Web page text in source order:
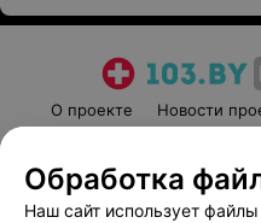
О проекте Новости
Пользовательское
Вакансии
Обработка
Наш сайт использует